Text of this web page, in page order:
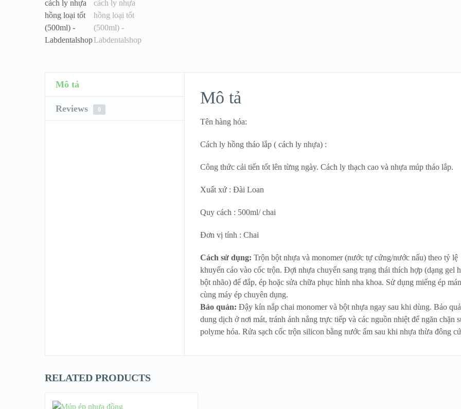
Mô tả
Reviews 0
Mô tả
Tên hàng hóa:
Cách ly hồng tháo lắp ( cách ly nhựa) :
Công thức cải tiến tốt lên từng ngày. Cách ly thạch cao và nhựa múp tháo lắp.
Xuất xứ : Đài Loan
Quy cách : 500ml/ chai
Đơn vị tính : Chai
Cách sử dụng: Trộn bột nhựa và monomer (nước tự cứng/nước nấu) theo tỷ lệ
khuyến cáo vào cốc trộn. Đợi nhựa chuyển sang trạng thái thích hợp (dạng gel
bột nhão) để đắp, ép hoặc sửa chữa phục hình nha khoa. Sử dụng miếng ép
cùng máy ép chuyên dụng.
Bảo quản: Đậy kín nắp chai monomer và bột nhựa ngay sau khi dùng. Bảo
dung dịch ở nơi mát, tránh ánh nắng trực tiếp và các nguồn nhiệt để ngăn chặn
polyme hóa. Rửa sạch cốc trộn silicon bằng nước ấm sau khi nhựa thừa đông
RELATED PRODUCTS
HÀNG